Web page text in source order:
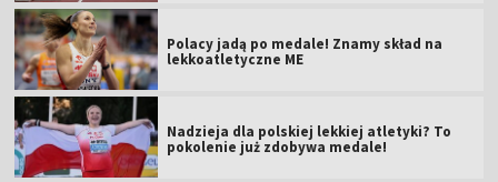
Polacy jadą po medale! Znamy skład na
lekkoatletyczne ME
Nadzieja dla polskiej lekkiej atletyki? To
pokolenie już zdobywa medale!